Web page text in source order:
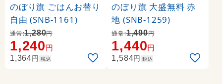
のぼり旗 ごはんお替り
自由 (SNB-1161)
通常:1,280円
1,240円
1,364円 税込
のぼり旗 大盛無料 赤
地 (SNB-1259)
通常:1,490円
1,440円
1,584円 税込